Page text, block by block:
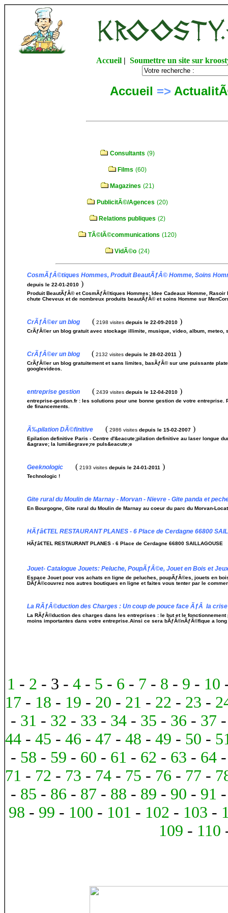
Accueil |Soumettre un site sur
Accueil =>
Consultants (9)
Films (60)
Magazines (21)
PublicitÃ©/Agences (20)
Relations publiques (2)
TÃ©lÃ©communications (120)
VidÃ©o (24)
CosmÃƒÂ©tiques Hommes, Produit BeautÃƒÂ© Homme, Soins
depuis le 22-01-2010 )
Produit BeautÃƒÂ© et CosmÃƒÂ©tiques Hommes: Idee Cadeaux Homme,
chute Cheveux et de nombreux produits beautÃƒÂ© et soins Homme sur
CrÃƒÂ©er un blog ( 2198 visites depuis le 22-09-2010 )
CrÃƒÂ©er un blog gratuit avec stockage illimite, musique, video, album, meteo,
CrÃƒÂ©er un blog ( 2132 visites depuis le 28-02-2011 )
CrÃƒÂ©er un blog gratuitement et sans limites, basÃƒÂ© sur une puissante
googlevideos.
entreprise gestion ( 2439 visites depuis le 12-04-2010 )
entreprise-gestion.fr : les solutions pour une bonne gestion de votre
de financements.
Ã‰pilation DÃ©finitive ( 2986 visites depuis le 15-02-2007 )
Epilation definitive Paris - Centre d'&eacute;pilation definitive au laser longue
&agrave; la lumi&egrave;re puls&eacute;e
Geeknologic ( 2193 visites depuis le 24-01-2011 )
Technologic !
Gite rural du Moulin de Marnay - Morvan - Nievre - Gite panda et
En Bourgogne, Gite rural du Moulin de Marnay au coeur du parc du Morvan-
HÃƒâ€TEL RESTAURANT PLANES - 6 Place de Cerdagne 66800
HÃƒâ€TEL RESTAURANT PLANES - 6 Place de Cerdagne 66800 SAILLAGOUSE
Jouet- Catalogue Jouets: Peluche, PoupÃƒÂ©e, Jouet en Bois et
Espace Jouet pour vos achats en ligne de peluches, poupÃƒÂ©es, jouets en
DÃƒÂ©couvrez nos autres boutiques en ligne et faites vous tenter par le
La RÃƒÂ©duction des Charges : Un coup de pouce face ÃƒÂ la crise
La RÃƒÂ©duction des charges dans les entreprises : le but et le
moins importantes dans votre entreprise.Ainsi ce sera bÃƒÂ©nÃƒÂ©fique a
1 - 2 - 3 -4 - 5 - 6 - 7 - 8 - 9 - 10
17 - 18 - 19 - 20 - 21 - 22 - 23 -
- 31 - 32 - 33 - 34 - 35 - 36 - 37
44 -45 -46 -47 -48 -49 - 50 -
- 58 - 59 - 60 - 61 - 62 - 63 - 64
71 - 72 - 73 - 74 - 75 - 76 - 77 -
- 85 - 86 - 87 - 88 - 89 - 90 - 91
98 - 99 - 100 - 101 - 102 - 103 -
109 - 110